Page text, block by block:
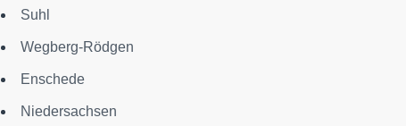
Suhl
Wegberg-Rödgen
Enschede
Niedersachsen